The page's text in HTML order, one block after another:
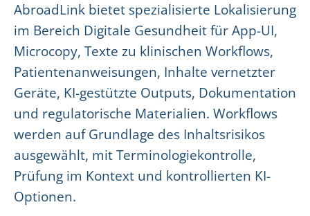
AbroadLink bietet spezialisierte Lokalisierung
im Bereich Digitale Gesundheit für App-UI,
Microcopy, Texte zu klinischen Workflows,
Patientenanweisungen, Inhalte vernetzter
Geräte, KI-gestützte Outputs, Dokumentation
und regulatorische Materialien. Workflows
werden auf Grundlage des Inhaltsrisikos
ausgewählt, mit Terminologiekontrolle,
Prüfung im Kontext und kontrollierten KI-
Optionen.